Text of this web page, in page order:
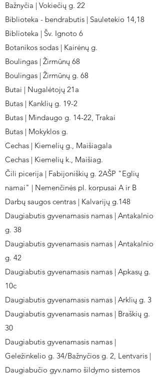
Bažnyčia | Vokiečių g. 22
Biblioteka - bendrabutis | Sauletekio 14,18
Biblioteka | Šv. Ignoto 6
Botanikos sodas | Kairėnų g.
Boulingas | Žirmūnų 68
Boulingas | Žirmūnų g. 68
Butai | Nugalėtojų 21a
Butas | Kanklių g. 19-2
Butas | Mindaugo g. 14-22, Trakai
Butas | Mokyklos g.
Cechas | Kiemelių g., Maišiagala
Cechas | Kiemelių k., Maišiag.
Čili picerija | Fabijoniškių g. 2AŠP "Eglių
namai" | Nemenčinės pl. korpusai A ir B
Darbų saugos centras | Kalvarijų g.148
Daugiabutis gyvenamasis namas | Antakalnio
g. 38
Daugiabutis gyvenamasis namas | Antakalnio
g. 42
Daugiabutis gyvenamasis namas | Apkasų g.
10c
Daugiabutis gyvenamasis namas | Arklių g. 3
Daugiabutis gyvenamasis namas | Braškių g.
30
Daugiabutis gyvenamasis namas |
Geležinkelio g. 34/Bažnyčios g. 2, Lentvaris |
Daugiabučio gyv.namo šildymo sistemos